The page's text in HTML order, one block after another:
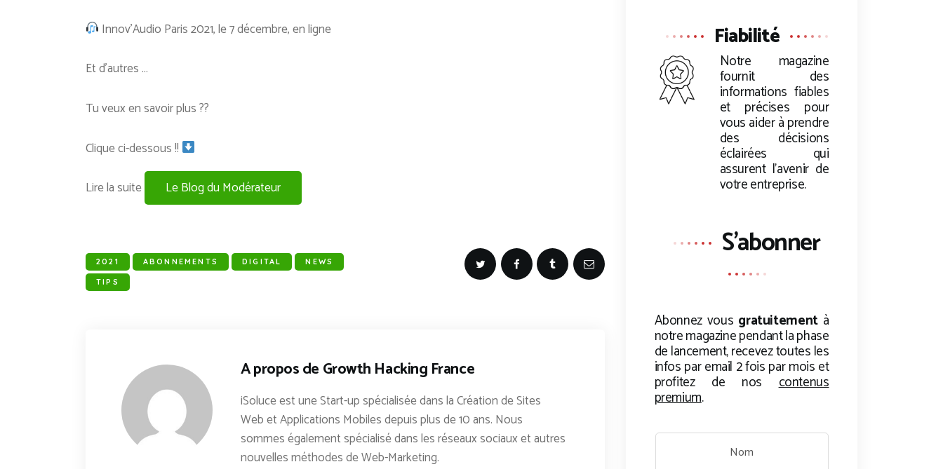
Innov’Audio Paris 2021, le 7 décembre, en ligne
Et d’autres …
Tu veux en savoir plus ??
Clique ci-dessous !!
Lire la suite Le Blog du Modérateur
2021 ABONNEMENTS DIGITAL NEWS
TIPS
A propos de Growth Hacking France
iSoluce est une Start-up spécialisée dans la Création de Sites
Web et Applications Mobiles depuis plus de 10 ans. Nous
sommes également spécialisé dans les réseaux sociaux et autres
nouvelles méthodes de Web-Marketing.
Fiabilité
Notre magazine
fournit des
informations fiables
et précises pour
vous aider à prendre
des décisions
éclairées qui
assurent l’avenir de
votre entreprise.
S'abonner
Abonnez vous gratuitementà
notre magazine pendant la phase
de lancement, recevez toutes les
infos par email 2 fois par mois et
profitez de noscontenus
premium.